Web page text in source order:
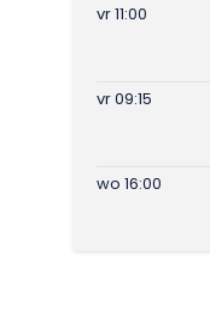
vr 11:00
vr 09:15
wo 16:00